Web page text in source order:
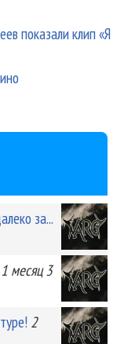
показали клип «Я
за...
1 месяц 3
2